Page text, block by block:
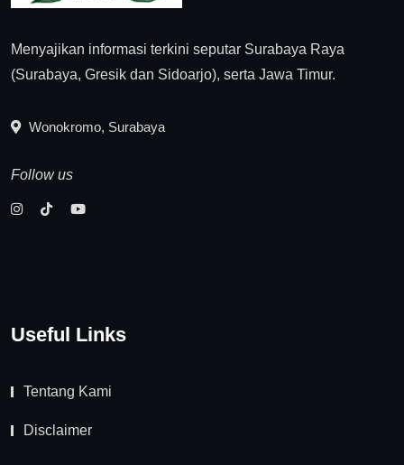
Menyajikan informasi terkini seputar Surabaya Raya
(Surabaya, Gresik dan Sidoarjo), serta Jawa Timur.
Wonokromo, Surabaya
Follow us
Useful Links
Tentang Kami
Disclaimer